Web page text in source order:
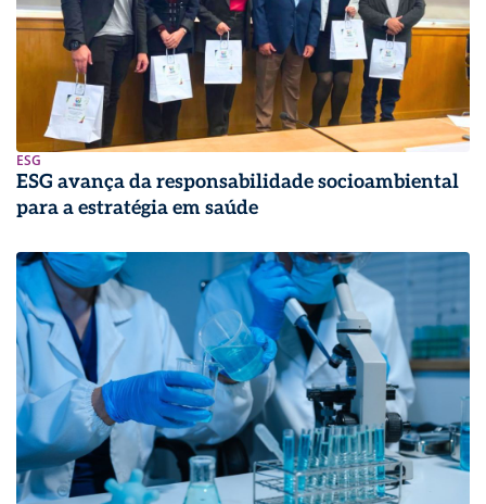
ESG
ESG avança da responsabilidade socioambiental
para a estratégia em saúde